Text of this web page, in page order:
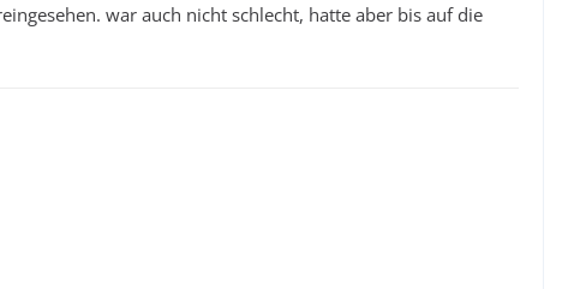
war auch nicht schlecht, hatte aber bis auf die